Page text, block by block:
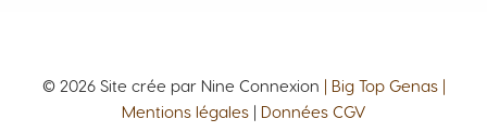
© 2026 Site crée par Nine Connexion | Big Top Genas |
Mentions légales | Données CGV